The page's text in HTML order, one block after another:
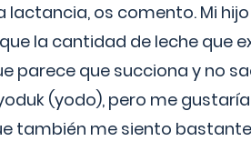
os comento. Mi
la cantidad de leche que
parece que succiona y no
(yodo), pero me
también me siento